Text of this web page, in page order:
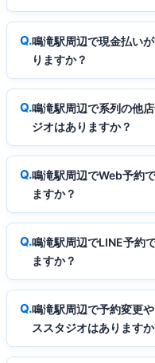
鳴滝駅周辺で現金払い
りますか？
鳴滝駅周辺で系列の他
ジオはありますか？
鳴滝駅周辺でWeb予約
ますか？
鳴滝駅周辺でLINE予約
ますか？
鳴滝駅周辺で予約変更
ススタジオはありますか